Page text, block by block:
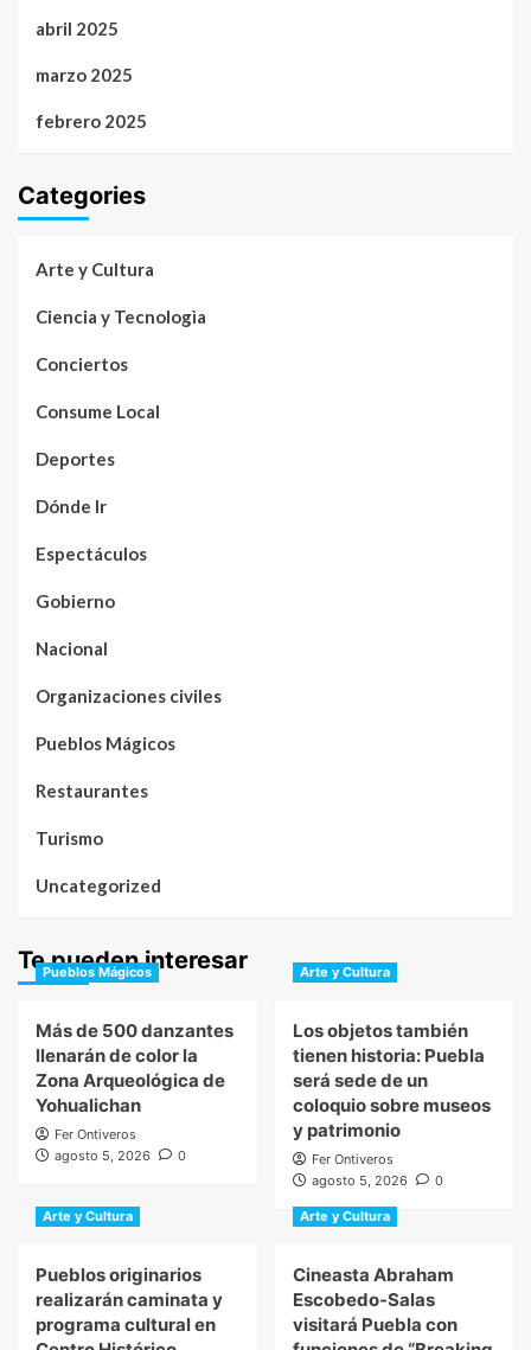
abril 2025
marzo 2025
febrero 2025
Categories
Arte y Cultura
Ciencia y Tecnologìa
Conciertos
Consume Local
Deportes
Dónde Ir
Espectáculos
Gobierno
Nacional
Organizaciones civiles
Pueblos Mágicos
Restaurantes
Turismo
Uncategorized
Te pueden interesar
Pueblos Mágicos
Más de 500 danzantes
llenarán de color la
Zona Arqueológica de
Yohualichan
Fer Ontiveros
agosto 5, 2026
0
Arte y Cultura
Los objetos también
tienen historia: Puebla
será sede de un
coloquio sobre museos
y patrimonio
Fer Ontiveros
agosto 5, 2026
0
Arte y Cultura
Pueblos originarios
realizarán caminata y
programa cultural en
Arte y Cultura
Cineasta Abraham
Escobedo-Salas
visitará Puebla con